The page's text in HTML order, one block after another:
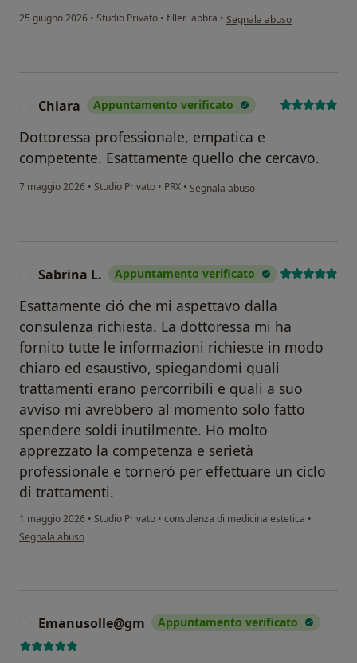
25 giugno 2026 • Studio Privato • filler labbra • secondo l'opinione
Segnala abuso
Chiara Appuntamento verificato
Dottoressa professionale, empatica e
competente. Esattamente quello che cercavo.
7 maggio 2026 • Studio Privato • PRX • secondo l'opinione dell'utente Chiara
Segnala abuso
Sabrina L. Appuntamento verificato
Esattamente ció che mi aspettavo dalla
consulenza richiesta. La dottoressa mi ha
fornito tutte le informazioni richieste in modo
chiaro ed esaustivo, spiegandomi quali
trattamenti erano percorribili e quali a suo
avviso mi avrebbero al momento solo fatto
spendere soldi inutilmente. Ho molto
apprezzato la competenza e serietà
professionale e torneró per effettuare un ciclo
di trattamenti.
1 maggio 2026 • Studio Privato • consulenza di medicina estetica •
secondo l'opinione dell'utente Sabrina L.
Segnala abuso
Emanusolle@gm Appuntamento verificato